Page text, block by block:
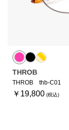
THROB
THROB thb-C01
￥19,800